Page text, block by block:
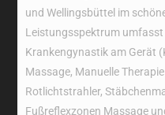
und Wellingsbüttel im
Leistungsspektrum umfasst
Krankengynastik am Gerät
Massage, Manuelle
Rotlichtstrahler,
Fußreflexzonen Massage